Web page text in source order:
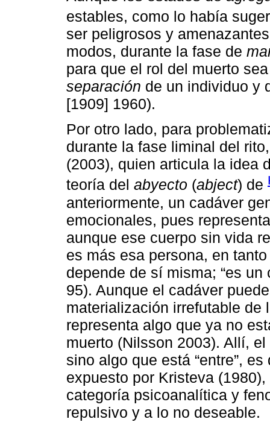
estables, como lo había
ser peligrosos y
modos, durante la fase de
para que el rol del muerto
separación de un individuo y
[1909] 1960).
Por otro lado, para
durante la fase liminal del
(2003), quien articula la idea
teoría del abyecto (abject) de
anteriormente, un cadáver
emocionales, pues
aunque ese cuerpo sin vida
es más esa persona, en
depende de sí misma; “es
95). Aunque el cadáver
materialización irrefutable
representa algo que ya no
muerto (Nilsson 2003). Allí,
sino algo que está “entre”,
expuesto por Kristeva
categoría psicoanalítica y
repulsivo y a lo no deseable.